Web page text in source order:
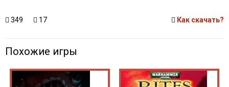
349 17 Как скачать?
Похожие игры